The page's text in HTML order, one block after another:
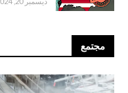
مجتمع